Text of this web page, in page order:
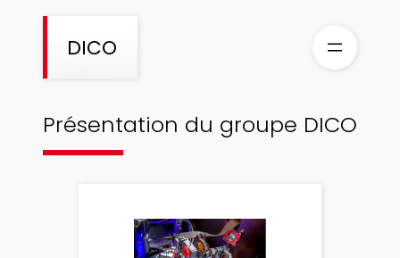
DICO
Présentation du groupe DICO